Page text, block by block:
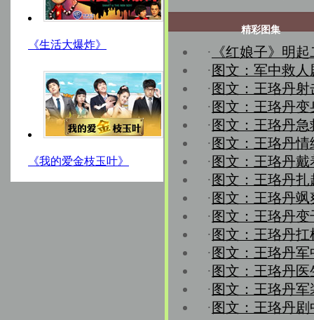
《生活大爆炸》
《我的爱金枝玉叶》
精彩图集
·
《红娘子》明
· 图文：军中救人
· 图文：王珞丹射
· 图文：王珞丹
· 图文：王珞丹急
· 图文：王珞丹情
· 图文：王珞丹戴
· 图文：王珞丹
· 图文：王珞丹飒
· 图文：王珞丹变
· 图文：王珞丹扛
· 图文：王珞丹军
· 图文：王珞丹医
· 图文：王珞丹军
· 图文：王珞丹